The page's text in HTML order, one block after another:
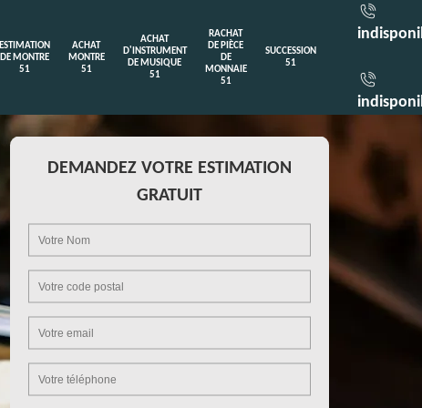
ESTIMATION
DE MONTRE
51
ACHAT
MONTRE
51
ACHAT
D'INSTRUMENT
DE MUSIQUE
51
RACHAT
DE PIÈCE
DE
MONNAIE
51
SUCCESSION
51
DEMANDEZ VOTRE ESTIMATION
GRATUIT